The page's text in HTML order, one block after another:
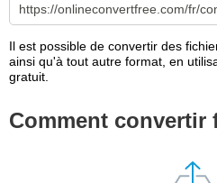
Il est possible de convertir des
ainsi qu'à tout autre format, en
gratuit.
Comment convertir